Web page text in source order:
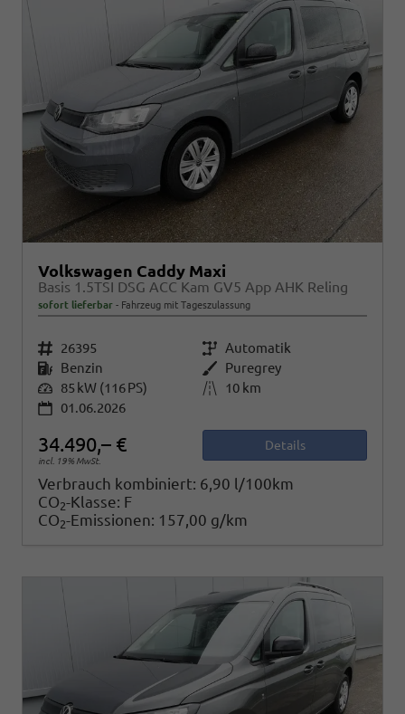
Volkswagen Caddy Maxi
Basis 1.5TSI DSG ACC Kam GV5 App AHK Reling
sofort lieferbar Fahrzeug mit Tageszulassung
Fahrzeugnr. 26395 Getriebe Automatik
Kraftstoff Benzin Außenfarbe Puregrey
Leistung 85 kW (116 PS) Kilometerstand
10 km
01.06.2026
34.490,– €
incl. 19% MwSt.
Details
Verbrauch kombiniert: 6,90 l/100km
CO2-Klasse: F
CO2-Emissionen: 157,00 g/km